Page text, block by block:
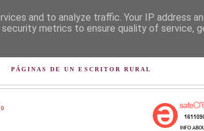
PÁGINAS DE UN ESCRITOR RURAL
and to analyze traffic. Your IP address
metrics to ensure quality of service,